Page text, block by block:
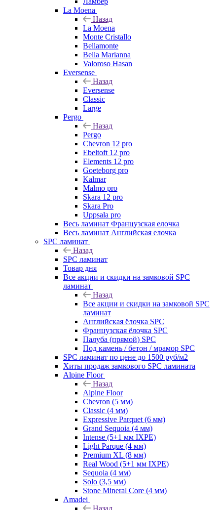
La Moena
Назад
La Moena
Monte Cristallo
Bellamonte
Bella Marianna
Valoroso Hasan
Eversense
Назад
Eversense
Classic
Large
Pergo
Назад
Pergo
Chevron 12 pro
Ebeltoft 12 pro
Elements 12 pro
Goeteborg pro
Kalmar
Malmo pro
Skara 12 pro
Skara Pro
Uppsala pro
Весь ламинат Французская елочка
Весь ламинат Английская елочка
SPC ламинат
Назад
SPC ламинат
Товар дня
Все акции и скидки на замковой SPC
ламинат
Назад
Все акции и скидки на замковой SPC
ламинат
Английская ёлочка SPC
Французская ёлочка SPC
Палуба (прямой) SPC
Под камень / бетон / мрамор SPC
SPC ламинат по цене до 1500 руб/м2
Хиты продаж замкового SPC ламината
Alpine Floor
Назад
Alpine Floor
Chevron (5 мм)
Classic (4 мм)
Expressive Parquet (6 мм)
Grand Sequoia (4 мм)
Intense (5+1 мм IXPE)
Light Parque (4 мм)
Premium XL (8 мм)
Real Wood (5+1 мм IXPE)
Sequoia (4 мм)
Solo (3,5 мм)
Stone Mineral Core (4 мм)
Amadei
Назад